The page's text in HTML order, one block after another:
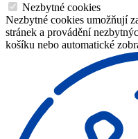
Nezbytné cookies
Nezbytné cookies umožňují
stránek a provádění
košíku nebo automatické